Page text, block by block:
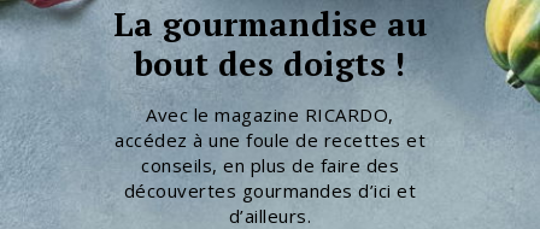
La gourmandise au
bout des doigts !
Avec le magazine RICARDO,
accédez à une foule de recettes et
conseils, en plus de faire des
découvertes gourmandes d’ici et
d’ailleurs.